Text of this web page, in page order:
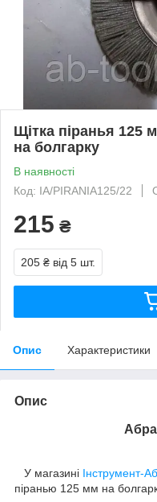
Щітка піранья 125
на болгарку
В наявності
Код: IA/PIRANIA125/22
215 ₴
205 ₴ від 5 шт.
Опис Характеристики
Опис
У магазині Інструмент-
піранью 125 мм на